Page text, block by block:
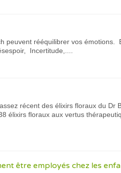
peuvent rééquilibrer vos émotions.
Incertitude,....
récent des élixirs floraux du Dr
élixirs floraux aux vertus
être employés chez les